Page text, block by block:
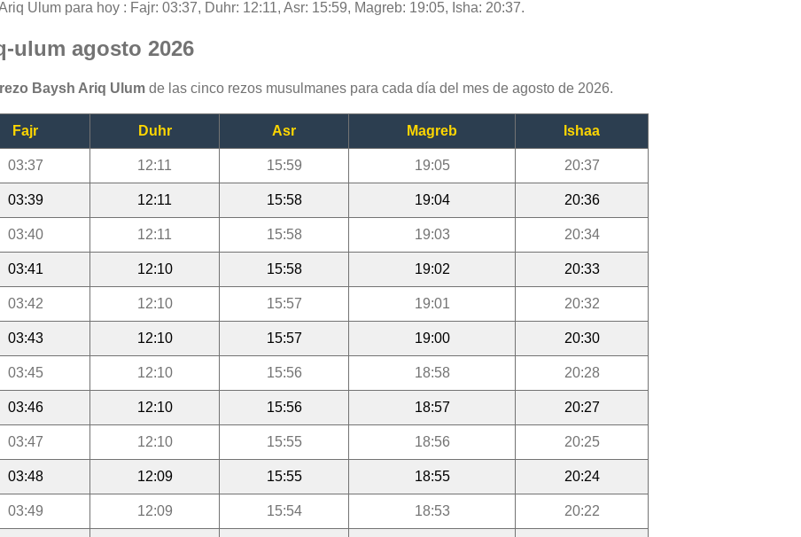
Ulum para hoy : Fajr: 03:37, Duhr: 12:11, Asr: 15:59, Magreb: 19:05, Isha: 20:37.
ulum agosto 2026
Baysh Ariq Ulum de las cinco rezos musulmanes para cada día del mes de agosto de 2026.
Fajr Duhr Asr Magreb Ishaa
03:37 12:11 15:59 19:05 20:37
03:39 12:11 15:58 19:04 20:36
03:40 12:11 15:58 19:03 20:34
03:41 12:10 15:58 19:02 20:33
03:42 12:10 15:57 19:01 20:32
03:43 12:10 15:57 19:00 20:30
03:45 12:10 15:56 18:58 20:28
03:46 12:10 15:56 18:57 20:27
03:47 12:10 15:55 18:56 20:25
03:48 12:09 15:55 18:55 20:24
03:49 12:09 15:54 18:53 20:22